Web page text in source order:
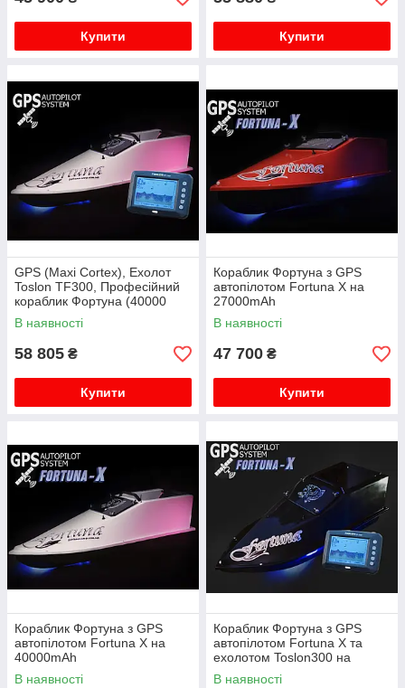
Купити Купити
GPS (Maxi Cortex), Ехолот
Toslon TF300, Професійний
кораблик Фортуна (40000
mAh)
В наявності
58 805 ₴
Купити
Кораблик Фортуна з GPS
автопілотом Fortuna X на
27000mAh
В наявності
47 700 ₴
Купити
Кораблик Фортуна з GPS
автопілотом Fortuna X на
40000mAh
В наявності
Кораблик Фортуна з GPS
автопілотом Fortuna X та
ехолотом Toslon300 на
27000mAh
В наявності